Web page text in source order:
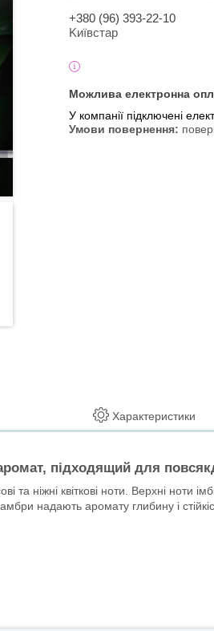
+380 (96) 393-22-10
Kиївcтaр
У компанії підключені
Характеристики
підходящий для
та ніжні квіткові ноти. Верхні
надають аромату глибину і